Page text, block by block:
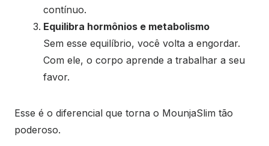
contínuo.
Equilibra hormônios e metabolismo
Sem esse equilíbrio, você volta a engordar.
Com ele, o corpo aprende a trabalhar a seu
favor.
Esse é o diferencial que torna o MounjaSlim tão
poderoso.